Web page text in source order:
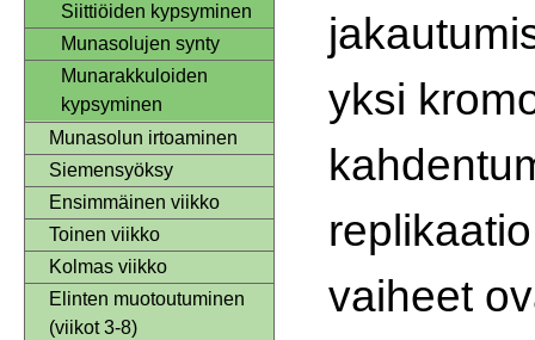
Siittiöiden kypsyminen
Munasolujen synty
Munarakkuloiden
kypsyminen
Munasolun irtoaminen
Siemensyöksy
Ensimmäinen viikko
Toinen viikko
Kolmas viikko
Elinten muotoutuminen
(viikot 3-8)
yksi
vaiheet